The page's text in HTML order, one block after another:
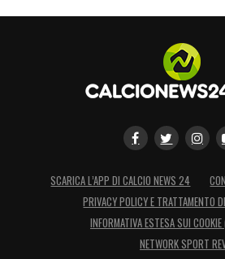
SCARICA L’APP DI CALCIO NEWS 24
PRIVACY POLICY E TRATTAMENTO
INFORMATIVA ESTESA SUI
NETWORK SPORT